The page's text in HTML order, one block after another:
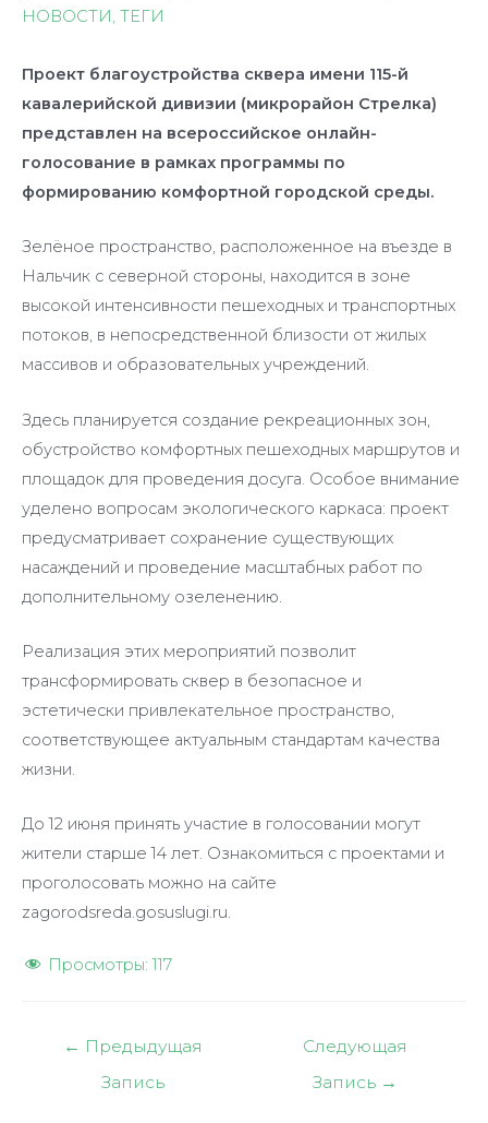
НОВОСТИ, ТЕГИ
Проект благоустройства сквера имени 115-й
кавалерийской дивизии (микрорайон Стрелка)
представлен на всероссийское онлайн-
голосование в рамках программы по
формированию комфортной городской среды.
Зелёное пространство, расположенное на въезде в
Нальчик с северной стороны, находится в зоне
высокой интенсивности пешеходных и транспортных
потоков, в непосредственной близости от жилых
массивов и образовательных учреждений.
Здесь планируется создание рекреационных зон,
обустройство комфортных пешеходных маршрутов и
площадок для проведения досуга. Особое внимание
уделено вопросам экологического каркаса: проект
предусматривает сохранение существующих
насаждений и проведение масштабных работ по
дополнительному озеленению.
Реализация этих мероприятий позволит
трансформировать сквер в безопасное и
эстетически привлекательное пространство,
соответствующее актуальным стандартам качества
жизни.
До 12 июня принять участие в голосовании могут
жители старше 14 лет. Ознакомиться с проектами и
проголосовать можно на сайте
zagorodsreda.gosuslugi.ru.
Просмотры: 117
Навигация
← Предыдущая
Запись
Следующая
Запись →